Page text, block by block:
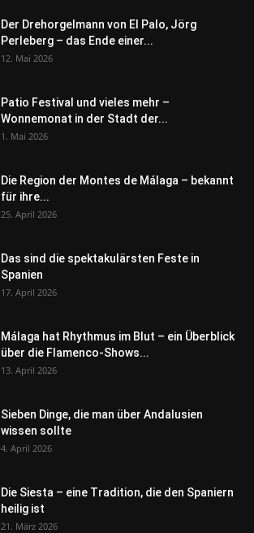
Der Drehorgelmann von El Palo, Jörg
Perleberg – das Ende einer...
12. Mai 2026
Patio Festival und vieles mehr –
Wonnemonat in der Stadt der...
1. Mai 2026
Die Region der Montes de Málaga – bekannt
für ihre...
25. April 2026
Das sind die spektakulärsten Feste in
Spanien
17. April 2026
Málaga hat Rhythmus im Blut – ein Überblick
über die Flamenco-Shows...
13. April 2026
Sieben Dinge, die man über Andalusien
wissen sollte
4. April 2026
Die Siesta – eine Tradition, die den Spaniern
heilig ist
21. März 2026